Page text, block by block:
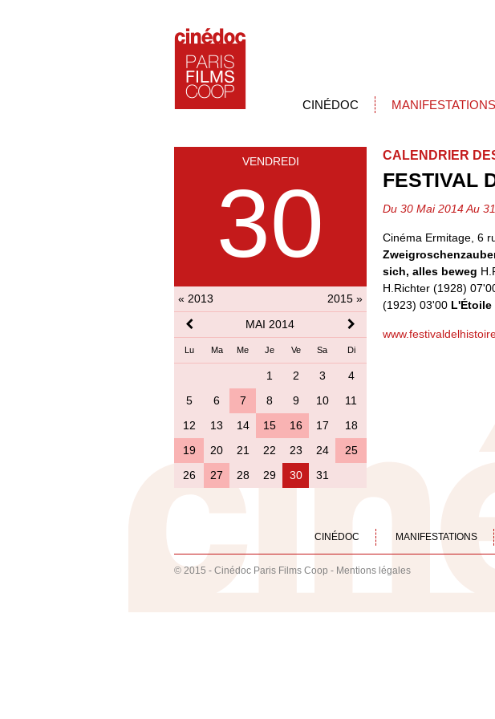
CINÉDOC MANIFESTATIONS
VENDREDI
30
« 2013
2015 »
MAI 2014
Lu Ma Me Je Ve Sa Di
1 2 3
4
5
6 7 8 9 10
11
12
13 14 15 16 17
18
19
20 21 22 23 24
25
26
27 28 29 30 31
CALENDRIER
FESTIVAL
Du 30 Mai 2014 Au
Cinéma Ermitage, 6
sich, alles beweg
H.Richter (1928)
(1923) 03'00 L'Étoile
CINÉDOC MANIFESTATIONS
© 2015 - Cinédoc Paris Films Coop - Mentions légales